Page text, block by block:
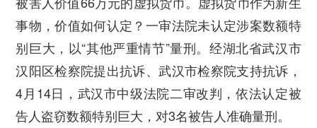
事物，价值如何认定？一审法院未认定涉案数额特
别巨大，以“其他严重情节”量刑。经湖北省武汉市
汉阳区检察院提出抗诉、武汉市检察院支持抗诉，
4月14日，武汉市中级法院二审改判，依法认定被
告人盗窃数额特别巨大，对3名被告人准确量刑。